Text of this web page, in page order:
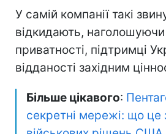
У самій компанії такі
відкидають, наголошуючи
приватності, підтримці
відданості західним
Більше цікавого:
секретні мережі: що це